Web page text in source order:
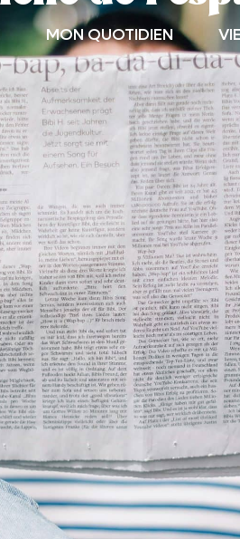
MON QUOTIDIEN